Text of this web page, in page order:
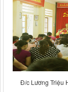
Đ/c Lương Triệu